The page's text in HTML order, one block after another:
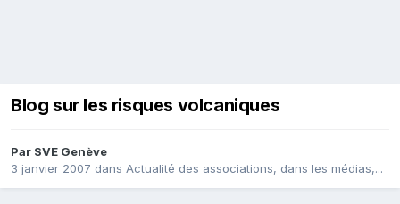
Blog sur les risques volcaniques
Par SVE Genève
3 janvier 2007 dans Actualité des associations, dans les médias,...